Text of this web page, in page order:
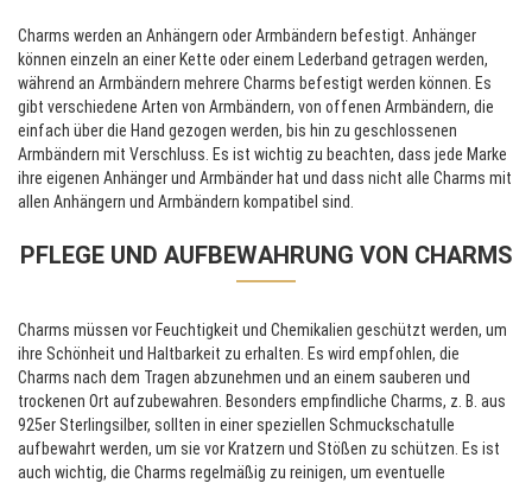
Charms werden an Anhängern oder Armbändern befestigt. Anhänger
können einzeln an einer Kette oder einem Lederband getragen werden,
während an Armbändern mehrere Charms befestigt werden können. Es
gibt verschiedene Arten von Armbändern, von offenen Armbändern, die
einfach über die Hand gezogen werden, bis hin zu geschlossenen
Armbändern mit Verschluss. Es ist wichtig zu beachten, dass jede Marke
ihre eigenen Anhänger und Armbänder hat und dass nicht alle Charms mit
allen Anhängern und Armbändern kompatibel sind.
PFLEGE UND AUFBEWAHRUNG VON CHARMS
Charms müssen vor Feuchtigkeit und Chemikalien geschützt werden, um
ihre Schönheit und Haltbarkeit zu erhalten. Es wird empfohlen, die
Charms nach dem Tragen abzunehmen und an einem sauberen und
trockenen Ort aufzubewahren. Besonders empfindliche Charms, z. B. aus
925er Sterlingsilber, sollten in einer speziellen Schmuckschatulle
aufbewahrt werden, um sie vor Kratzern und Stößen zu schützen. Es ist
auch wichtig, die Charms regelmäßig zu reinigen, um eventuelle